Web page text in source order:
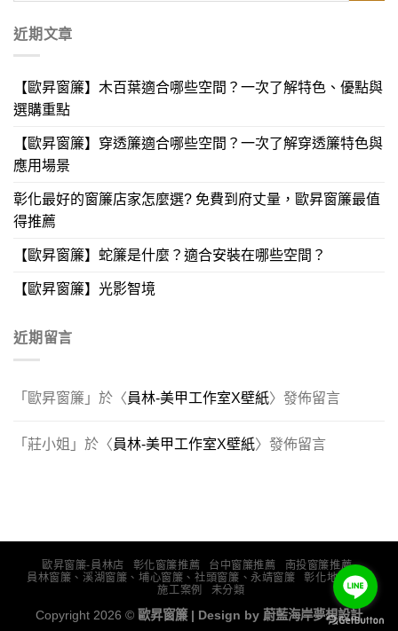
近期文章
【歐昇窗簾】木百葉適合哪些空間？一次了解特色、優點與
選購重點
【歐昇窗簾】穿透簾適合哪些空間？一次了解穿透簾特色與
應用場景
彰化最好的窗簾店家怎麼選? 免費到府丈量，歐昇窗簾最值
得推薦
【歐昇窗簾】蛇簾是什麼？適合安裝在哪些空間？
【歐昇窗簾】光影智境
近期留言
「 歐昇窗簾 」於〈員林-美甲工作室X壁紙〉發佈留言
「 莊小姐 」於〈員林-美甲工作室X壁紙〉發佈留言
歐昇窗簾-員林店 彰化窗簾推薦 台中窗簾推薦
南投窗簾推薦
員林窗簾、溪湖窗簾、埔心窗簾、社頭窗簾、永靖窗簾
彰化地板推薦
施工案例
未分類
Copyright 2026 © 歐昇窗簾 | Design by 蔚藍海岸夢想設計